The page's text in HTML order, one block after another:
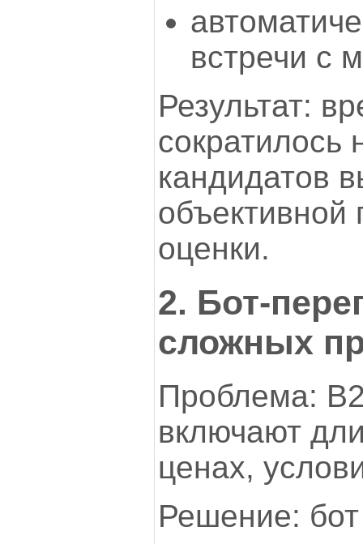
встречи с
Результат:
сократилось
кандидатов
объективной
оценки.
2. Бот-
сложных
Проблема:
включают
ценах,
Решение: